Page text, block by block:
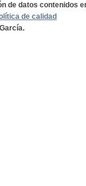
de datos contenidos
de calidad